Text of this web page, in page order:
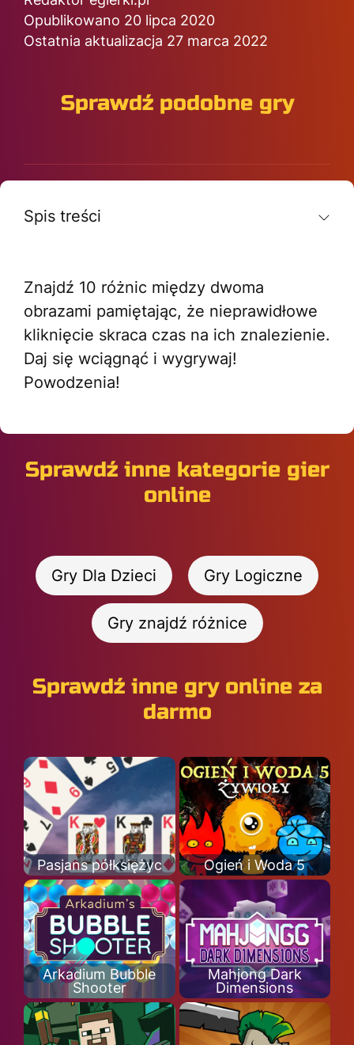
Opublikowano 20 lipca 2020
Ostatnia aktualizacja 27 marca 2022
Sprawdź podobne gry
Spis treści
Znajdź 10 różnic między dwoma
obrazami pamiętając, że nieprawidłowe
kliknięcie skraca czas na ich znalezienie.
Daj się wciągnąć i wygrywaj!
Powodzenia!
Sprawdź inne kategorie gier
online
Gry Dla Dzieci Gry Logiczne
Gry znajdź różnice
Sprawdź inne gry online za
darmo
Pasjans półksiężyc Ogień i Woda 5
Arkadium Bubble
Shooter
Mahjong Dark
Dimensions